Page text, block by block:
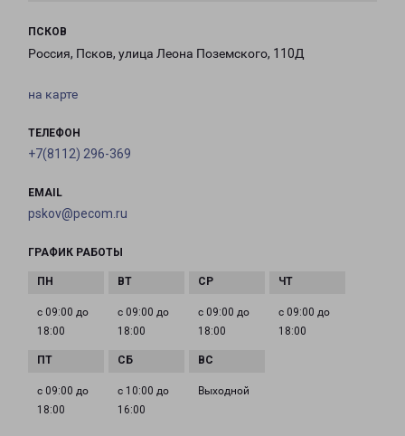
ПСКОВ
Россия, Псков, улица Леона Поземского, 110Д
на карте
ТЕЛЕФОН
+7(8112) 296-369
EMAIL
pskov@pecom.ru
ГРАФИК РАБОТЫ
с 09:00 до
18:00
с 09:00 до
18:00
с 09:00 до
18:00
с 09:00 до
18:00
с 09:00 до
18:00
с 10:00 до
16:00
Выходной